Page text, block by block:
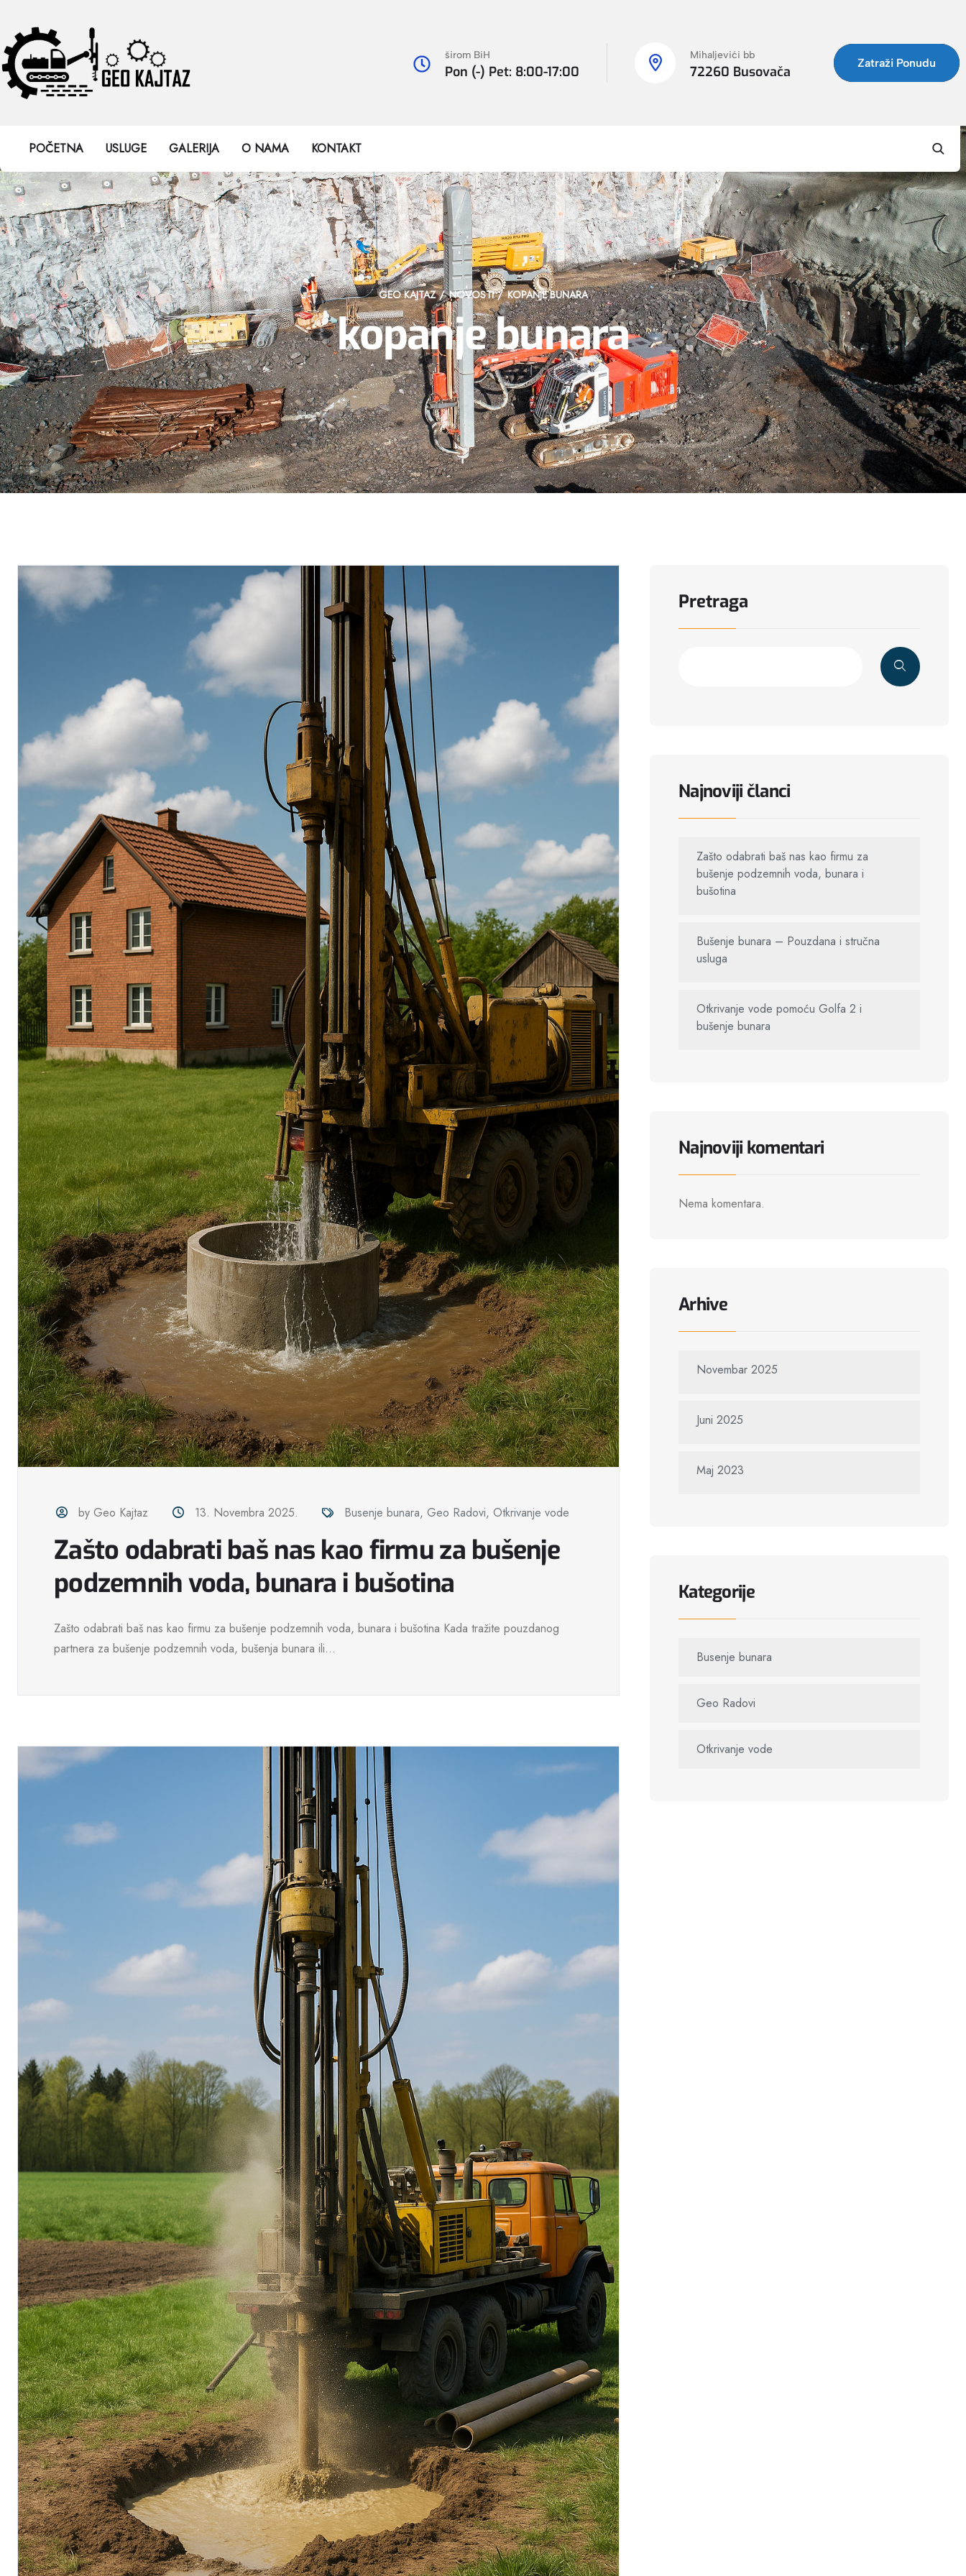
širom BiH
Pon (-) Pet: 8:00-17:00
Mihaljevići bb
72260 Busovača
Zatraži Ponudu
POČETNA USLUGE GALERIJA O NAMA KONTAKT
GEO KAJTAZ NOVOSTI KOPANJE BUNARA
kopanje bunara
by Geo Kajtaz 13. Novembra 2025. Busenje bunara,Geo Radovi,Otkrivanje vode
Zašto odabrati baš nas kao fir­mu za bušenje
podzemnih voda, bunara i bušotina
Zašto odabrati baš nas kao fir­mu za bušenje podzemnih voda, bunara i bušotina Kada tražite pouzdanog
partnera za bušenje podzemnih voda, bušenja bunara ili...
Pretraga
Najnoviji članci
Zašto odabrati baš nas kao fir­mu za
bušenje podzemnih voda, bunara i
bušotina
Bušenje bunara – Pouzdana i stručna
usluga
Otkrivanje vode pomoću Golfa 2 i
bušenje bunara
Najnoviji komentari
Nema komentara.
Arhive
Novembar 2025
Juni 2025
Maj 2023
Kategorije
Busenje bunara
Geo Radovi
Otkrivanje vode